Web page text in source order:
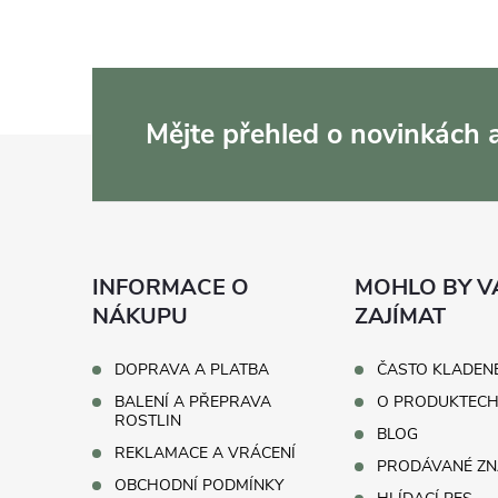
Mějte přehled o novinkách
INFORMACE O
NÁKUPU
DOPRAVA A PLATBA
BALENÍ A PŘEPRAVA
ROSTLIN
REKLAMACE A VRÁCENÍ
OBCHODNÍ PODMÍNKY
MOHLO BY
ZAJÍMAT
ČASTO
O PRODUKTECH
BLOG
PRODÁVANÉ